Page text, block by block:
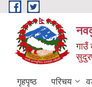
Skip to main content
गाउँ
गृहपृष्ठ परिचय